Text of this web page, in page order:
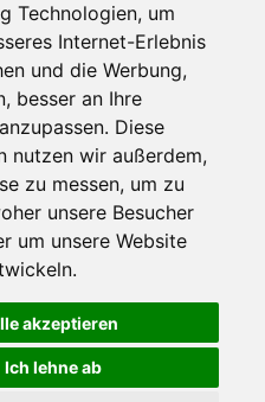
Technologien, um
Internet-Erlebnis
und die Werbung,
besser an Ihre
Diese
nutzen wir außerdem,
zu messen, um zu
unsere Besucher
um unsere Website
akzeptieren
Ich lehne ab
Business Partners
Investors
Media
Facebook
Twitter
YouTube
Google+